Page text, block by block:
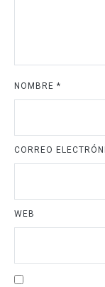
NOMBRE *
CORREO
WEB